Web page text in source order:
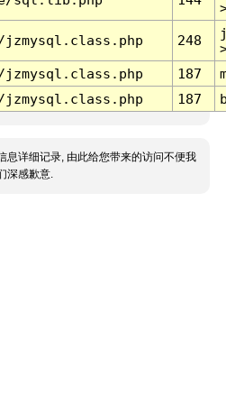
248
187
187
息详细记录, 由此给您带来的访问不便我
深感歉意.